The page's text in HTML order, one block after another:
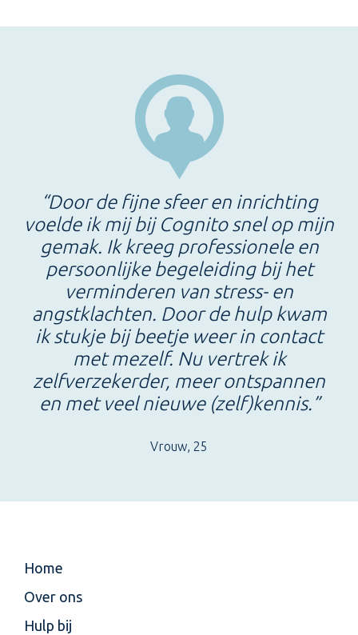
“Door de fijne sfeer en inrichting
voelde ik mij bij Cognito snel op mijn
gemak. Ik kreeg professionele en
persoonlijke begeleiding bij het
verminderen van stress- en
angstklachten. Door de hulp kwam
ik stukje bij beetje weer in contact
met mezelf. Nu vertrek ik
zelfverzekerder, meer ontspannen
en met veel nieuwe (zelf)kennis.”
Vrouw, 25
Home
Over ons
Hulp bij